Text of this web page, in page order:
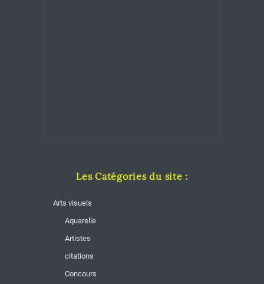
Les Catégories du site :
Arts visuels
Aquarelle
Artistes
citations
Concours